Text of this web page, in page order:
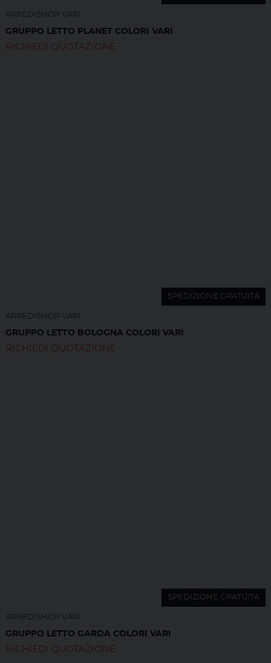
ARREDISHOP VARI
GRUPPO LETTO PLANET COLORI VARI
RICHIEDI QUOTAZIONE
SPEDIZIONE GRATUITA
ARREDISHOP VARI
GRUPPO LETTO BOLOGNA COLORI VARI
RICHIEDI QUOTAZIONE
SPEDIZIONE GRATUITA
ARREDISHOP VARI
GRUPPO LETTO GARDA COLORI VARI
RICHIEDI QUOTAZIONE